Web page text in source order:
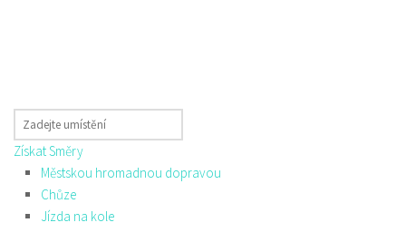
Získat Směry
Městskou hromadnou dopravou
Chůze
Jízda na kole